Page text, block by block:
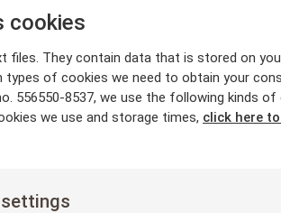
AB på Stora Aktiedagarna i
egenutvecklade röntgenteknologi,
även live. För den som vill se i efterhand,
cookies
They contain data that is stored on
types of cookies we need to obtain your
556550-8537, we use the following kinds of
we use and storage times, click here